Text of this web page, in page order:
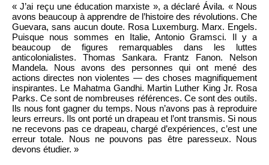
« J’ai reçu une éducation marxiste », a déclaré Ávila. « Nous
avons beaucoup à apprendre de l’histoire des révolutions. Che
Guevara, sans aucun doute. Rosa Luxemburg. Marx. Engels.
Puisque nous sommes en Italie, Antonio Gramsci. Il y a
beaucoup de figures remarquables dans les luttes
anticolonialistes. Thomas Sankara. Frantz Fanon. Nelson
Mandela. Nous avons des personnes qui ont mené des
actions directes non violentes — des choses magnifiquement
inspirantes. Le Mahatma Gandhi. Martin Luther King Jr. Rosa
Parks. Ce sont de nombreuses références. Ce sont des outils.
Ils nous font gagner du temps. Nous n’avons pas à reproduire
leurs erreurs. Ils ont porté un drapeau et l’ont transmis. Si nous
ne recevons pas ce drapeau, chargé d’expériences, c’est une
erreur totale. Nous ne pouvons pas être paresseux. Nous
devons étudier. »